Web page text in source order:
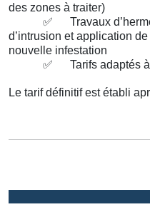
des zones à traiter)
✅
Travaux
d’intrusion et application
nouvelle infestation
✅
Tarifs adaptés
Le tarif définitif est établi